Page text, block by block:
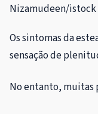
Nizamudeen/istock
Os sintomas da
sensação de
No entanto, muitas